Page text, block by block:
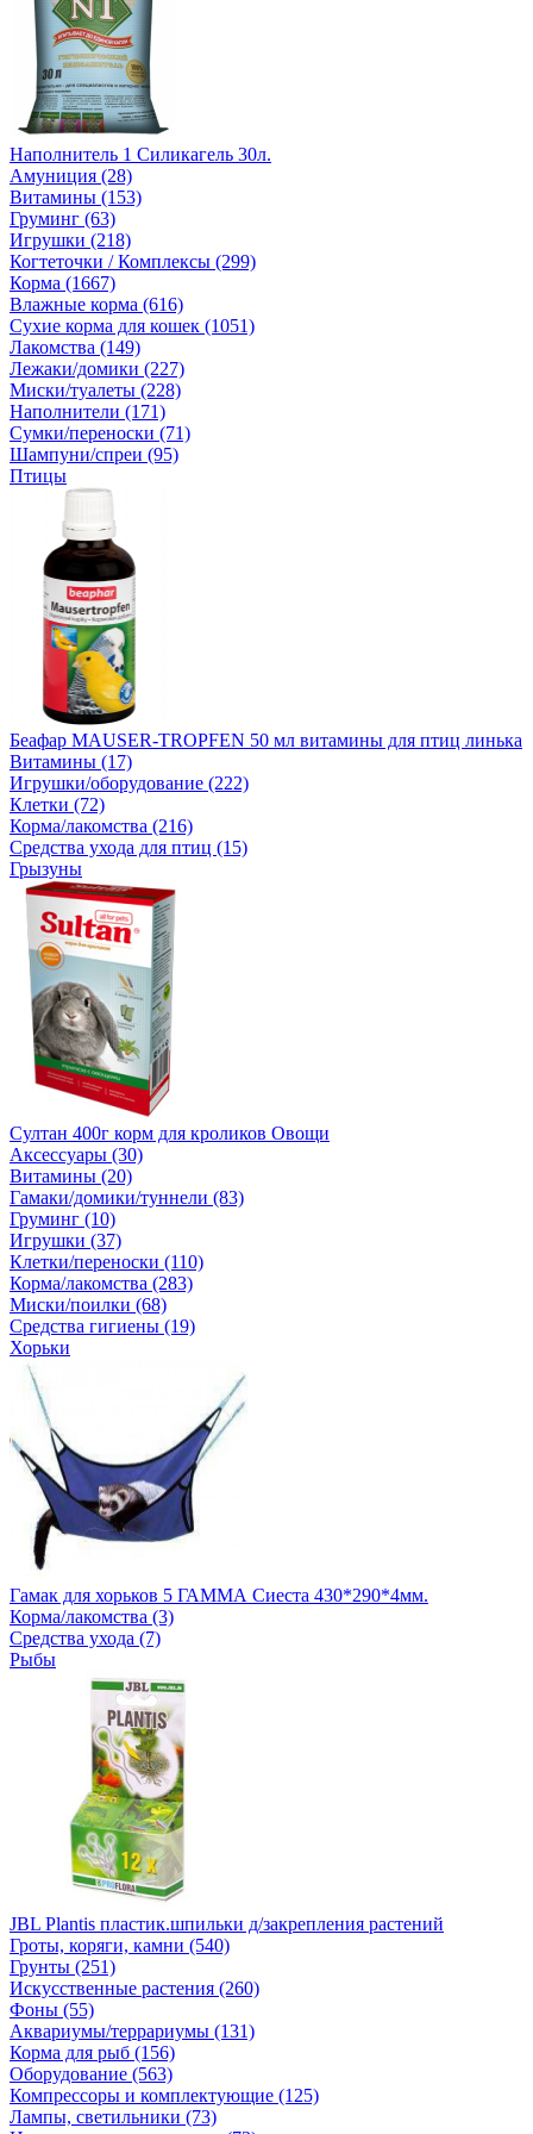
Наполнитель 1 Силикагель 30л.
Амуниция (28)
Витамины (153)
Груминг (63)
Игрушки (218)
Когтеточки / Комплексы (299)
Корма (1667)
Влажные корма (616)
Сухие корма для кошек (1051)
Лакомства (149)
Лежаки/домики (227)
Миски/туалеты (228)
Наполнители (171)
Сумки/переноски (71)
Шампуни/спреи (95)
Птицы
Беафар MAUSER-TROPFEN 50 мл витамины для птиц линька
Витамины (17)
Игрушки/оборудование (222)
Клетки (72)
Корма/лакомства (216)
Средства ухода для птиц (15)
Грызуны
Султан 400г корм для кроликов Овощи
Аксессуары (30)
Витамины (20)
Гамаки/домики/туннели (83)
Груминг (10)
Игрушки (37)
Клетки/переноски (110)
Корма/лакомства (283)
Миски/поилки (68)
Средства гигиены (19)
Хорьки
Гамак для хорьков 5 ГАММА Сиеста 430*290*4мм.
Корма/лакомства (3)
Средства ухода (7)
Рыбы
JBL Plantis пластик.шпильки д/закрепления растений
Гроты, коряги, камни (540)
Грунты (251)
Искусственные растения (260)
Фоны (55)
Аквариумы/террариумы (131)
Корма для рыб (156)
Оборудование (563)
Компрессоры и комплектующие (125)
Лампы, светильники (73)